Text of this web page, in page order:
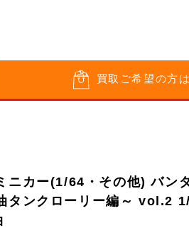
買取 ご希望の方
ニカー(1/64・その他) バン
タンクローリー編～ vol.2